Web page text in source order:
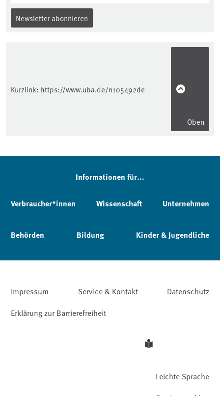
Newsletter abonnieren
Kurzlink: https://www.uba.de/n105492de
Oben
Informationen für...
Verbraucher*innen Wissenschaft Unternehmen
Behörden Bildung Kinder & Jugendliche
Impressum Service & Kontakt
Datenschutz
Erklärung zur Barrierefreiheit
Leichte Sprache